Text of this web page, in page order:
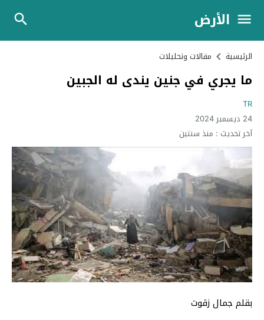
الأرض
الرئيسية مقالات وتحليلات
ما يجري في جنين يندى له الجبين
TR
24 ديسمبر 2024
آخر تحديث : منذ سنتين
بقلم جمال زقوت